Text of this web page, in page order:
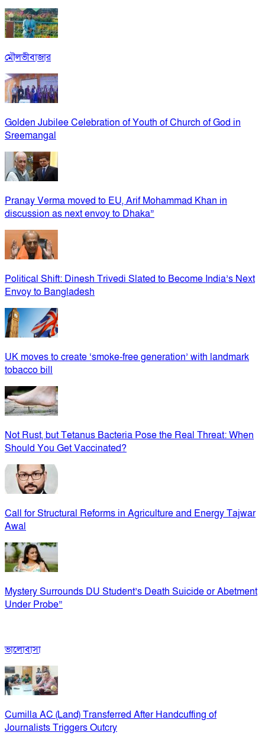
মৌলভীবাজার
Golden Jubilee Celebration of Youth of Church of God in
Sreemangal
Pranay Verma moved to EU, Arif Mohammad Khan in
discussion as next envoy to Dhaka”
Political Shift: Dinesh Trivedi Slated to Become India’s Next
Envoy to Bangladesh
UK moves to create ‘smoke-free generation’ with landmark
tobacco bill
Not Rust, but Tetanus Bacteria Pose the Real Threat: When
Should You Get Vaccinated?
Call for Structural Reforms in Agriculture and Energy Tajwar
Awal
Mystery Surrounds DU Student’s Death Suicide or Abetment
Under Probe”
ভালোবাসা
Cumilla AC (Land) Transferred After Handcuffing of
Journalists Triggers Outcry